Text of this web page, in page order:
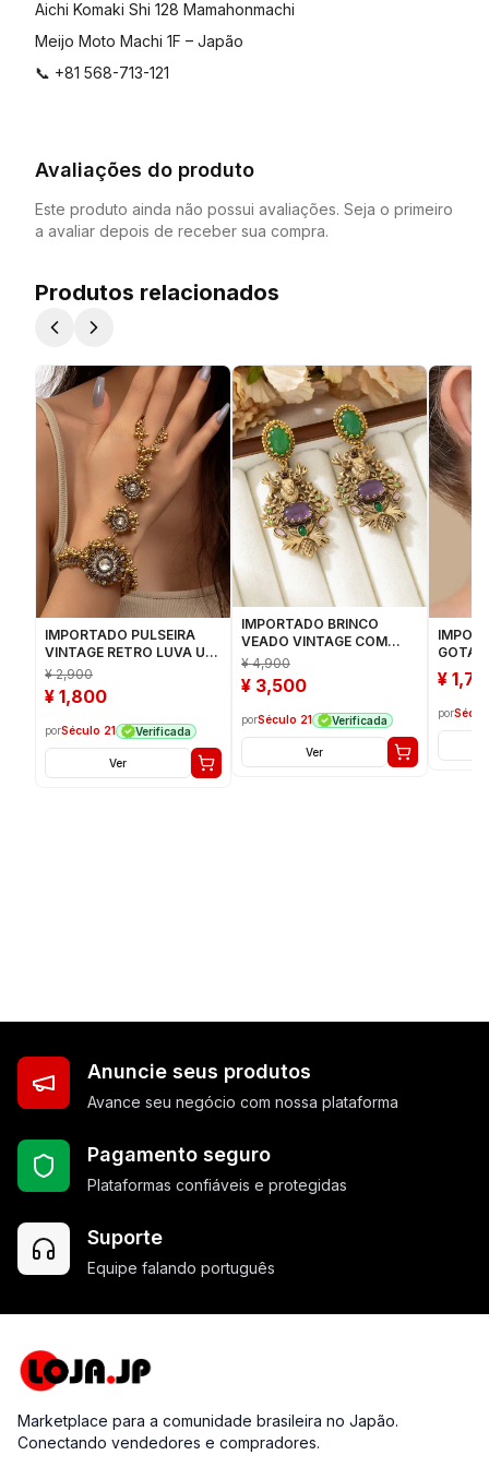
Aichi Komaki Shi 128 Mamahonmachi
Meijo Moto Machi 1F – Japão
📞 +81 568-713-121
Avaliações do produto
Este produto ainda não possui avaliações. Seja o primeiro
a avaliar depois de receber sua compra.
Produtos relacionados
IMPORTADO PULSEIRA
VINTAGE RETRO LUVA UM
DEDO 22032025-5
¥2,900
¥ 1,800
porSéculo 21 Verificada
Ver
IMPORTADO BRINCO
VEADO VINTAGE COM
STRASS 21032025-12
¥4,900
¥ 3,500
porSéculo 21 Verificada
Ver
GOTA
¥
por
Anuncie seus produtos
Avance seu negócio com nossa plataforma
Pagamento seguro
Plataformas confiáveis e protegidas
Suporte
Equipe falando português
Marketplace para a comunidade brasileira no Japão.
Conectando vendedores e compradores.